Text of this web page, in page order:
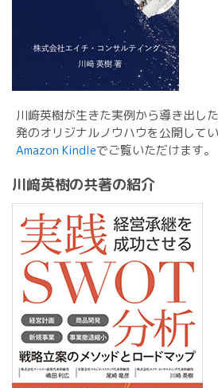
川﨑英樹が生きた実例から導き出し
発のオリジナルノウハウを公開してい
Amazon Kindleでご覧いただけます。
川﨑英樹の共著の紹介